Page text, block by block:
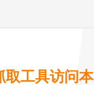
取工具访问本